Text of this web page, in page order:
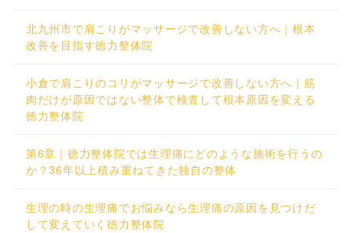
北九州市で肩こりがマッサージで改善しない方へ｜根本
改善を目指す徳力整体院
小倉で肩こりのコリがマッサージで改善しない方へ｜筋
肉だけが原因ではない整体で検査して根本原因を変える
徳力整体院
第6章｜徳力整体院では生理痛にどのような施術を行うの
か？36年以上積み重ねてきた独自の整体
生理の時の生理痛でお悩みなら生理痛の原因を見つけだ
して変えていく徳力整体院